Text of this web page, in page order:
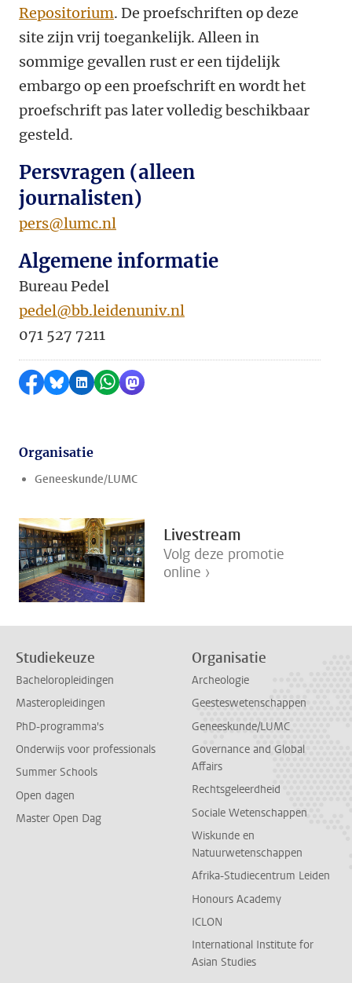
Repositorium. De proefschriften op deze
site zijn vrij toegankelijk. Alleen in
sommige gevallen rust er een tijdelijk
embargo op een proefschrift en wordt het
proefschrift pas later volledig beschikbaar
gesteld.
Persvragen (alleen
journalisten)
pers@lumc.nl
Algemene informatie
Bureau Pedel
pedel@bb.leidenuniv.nl
071 527 7211
Delen op Facebook
Delen via Bluesky
Delen op LinkedIn
Delen via WhatsApp
Delen via Mastodon
Organisatie
Geneeskunde/LUMC
Livestream
Volg deze promotie
online ›
Studiekeuze
Bacheloropleidingen
Masteropleidingen
PhD-programma's
Onderwijs voor professionals
Summer Schools
Open dagen
Master Open Dag
Organisatie
Archeologie
Geesteswetenschappen
Geneeskunde/LUMC
Governance and Global
Affairs
Rechtsgeleerdheid
Sociale Wetenschappen
Wiskunde en
Natuurwetenschappen
Afrika-Studiecentrum Leiden
Honours Academy
ICLON
International Institute for
Asian Studies